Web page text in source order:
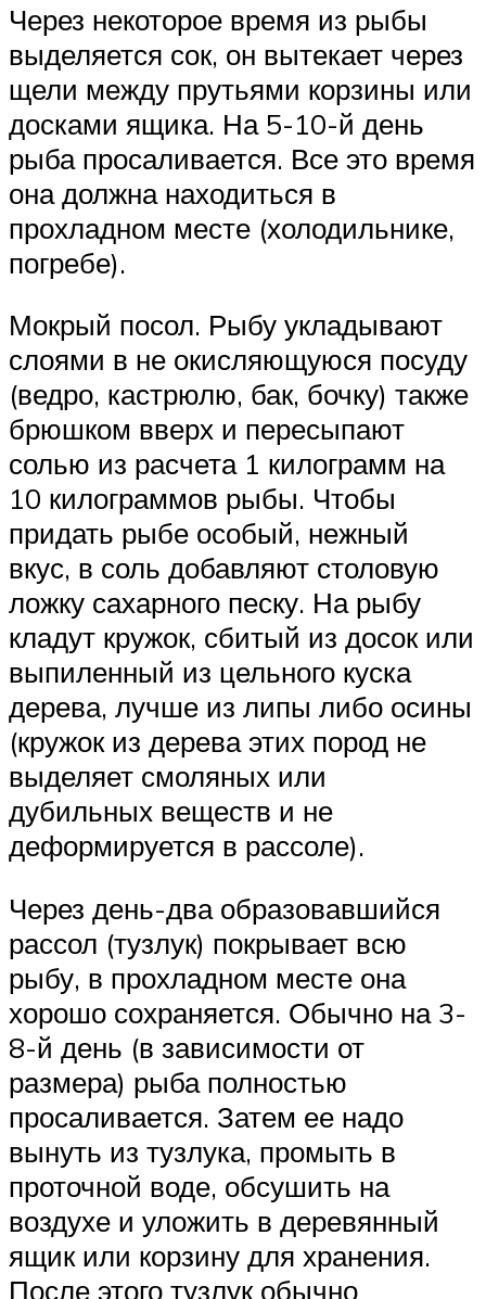
Через некоторое время из рыбы
выделяется сок, он вытекает через
щели между прутьями корзины или
досками ящика. На 5-10-й день
рыба просаливается. Все это время
она должна находиться в
прохладном месте (холодильнике,
погребе).
Мокрый посол. Рыбу укладывают
слоями в не окисляющуюся посуду
(ведро, кастрюлю, бак, бочку) также
брюшком вверх и пересыпают
солью из расчета 1 килограмм на
10 килограммов рыбы. Чтобы
придать рыбе особый, нежный
вкус, в соль добавляют столовую
ложку сахарного песку. На рыбу
кладут кружок, сбитый из досок или
выпиленный из цельного куска
дерева, лучше из липы либо осины
(кружок из дерева этих пород не
выделяет смоляных или
дубильных веществ и не
деформируется в рассоле).
Через день-два образовавшийся
рассол (тузлук) покрывает всю
рыбу, в прохладном месте она
хорошо сохраняется. Обычно на 3-
8-й день (в зависимости от
размера) рыба полностью
просаливается. Затем ее надо
вынуть из тузлука, промыть в
проточной воде, обсушить на
воздухе и уложить в деревянный
ящик или корзину для хранения.
После этого тузлук обычно